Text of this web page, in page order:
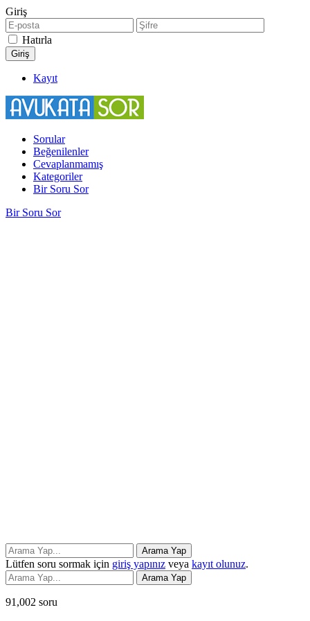
Giriş
Hatırla
Kayıt
Sorular
Beğenilenler
Cevaplanmamış
Kategoriler
Bir Soru Sor
Bir Soru Sor
Lütfen soru sormak için giriş yapınız veya kayıt olunuz.
91,002 soru